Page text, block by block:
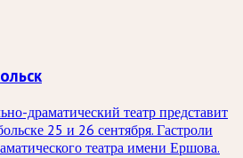
драматический театр представит
25 и 26 сентября. Гастроли
театра имени Ершова.